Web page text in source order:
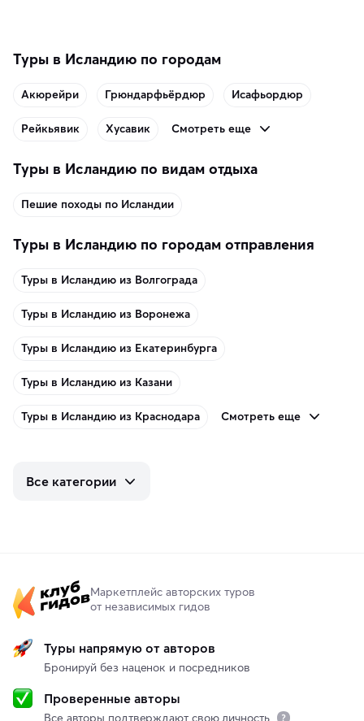
Туры в Исландию по городам
Акюрейри Грюндарфьёрдюр Исафьордюр
Рейкьявик Хусавик Смотреть еще
Туры в Исландию по видам отдыха
Пешие походы по Исландии
Туры в Исландию по городам отправления
Туры в Исландию из Волгограда
Туры в Исландию из Воронежа
Туры в Исландию из Екатеринбурга
Туры в Исландию из Казани
Туры в Исландию из Краснодара Смотреть еще
Все категории
Маркетплейс авторских туров
от независимых гидов
Туры напрямую от авторов
Бронируй без наценок и посредников
Проверенные авторы
Все авторы подтверждают свою личность